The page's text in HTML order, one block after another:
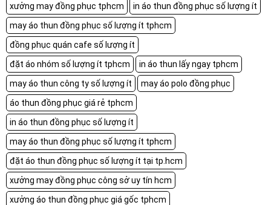
xưởng may đồng phục tphcm
in áo thun đồng phục số lượng ít
may áo thun đồng phục số lượng ít tphcm
đồng phục quán cafe số lượng ít
đặt áo nhóm số lượng ít tphcm
in áo thun lấy ngay tphcm
may áo thun công ty số lượng ít
may áo polo đồng phục
áo thun đồng phục giá rẻ tphcm
in áo thun đồng phục số lượng ít
may áo thun đồng phục số lượng ít tphcm
đặt áo thun đồng phục số lượng ít tại tp.hcm
xưởng may đồng phục công sở uy tín hcm
xưởng áo thun đồng phục giá gốc tphcm